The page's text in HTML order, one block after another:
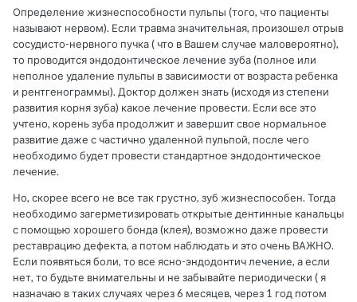
Определение жизнеспособности пульпы (того, что пациенты
называют нервом). Если травма значительная, произошел отрыв
сосудисто-нервного пучка ( что в Вашем случае маловероятно),
то проводится эндодонтическое лечение зуба (полное или
неполное удаление пульпы в зависимости от возраста ребенка
и рентгенограммы). Доктор должен знать (исходя из степени
развития корня зуба) какое лечение провести. Если все это
учтено, корень зуба продолжит и завершит свое нормальное
развитие даже с частично удаленной пульпой, после чего
необходимо будет провести стандартное эндодонтическое
лечение.
Но, скорее всего не все так грустно, зуб жизнеспособен. Тогда
необходимо загерметизировать открытые дентинные канальцы
с помощью хорошего бонда (клея), возможно даже провести
реставрацию дефекта, а потом наблюдать и это очень ВАЖНО.
Если появяться боли, то все ясно-эндодонтич лечение, а если
нет, то будьте внимательны и не забывайте периодически ( я
назначаю в таких случаях через 6 месяцев, через 1 год потом